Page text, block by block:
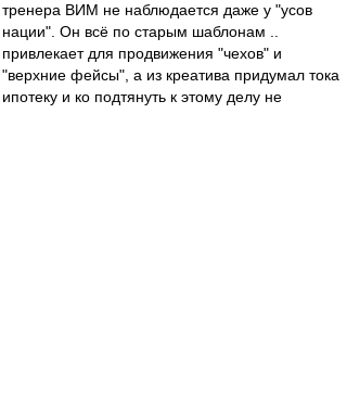
тренера ВИМ не наблюдается даже у "усов
нации". Он всё по старым шаблонам ..
привлекает для продвижения "чехов" и
"верхние фейсы", а из креатива придумал тока
ипотеку и ко подтянуть к этому делу не